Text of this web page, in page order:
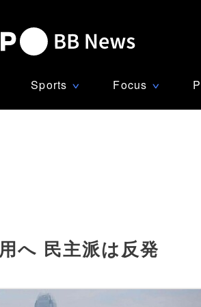
Sports ∨ Focus ∨
へ 民主派は反発